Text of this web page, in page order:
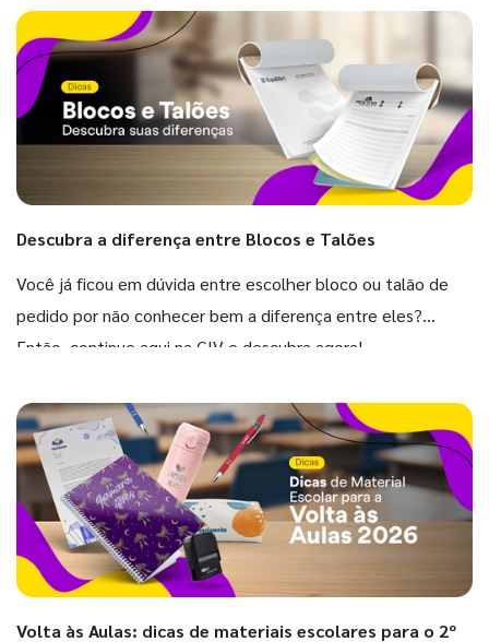
Descubra a diferença entre Blocos e Talões
Você já ficou em dúvida entre escolher bloco ou talão de
pedido por não conhecer bem a diferença entre eles?
Então, continue aqui na GIV e descubra agora!
Volta às Aulas: dicas de materiais escolares para o 2º